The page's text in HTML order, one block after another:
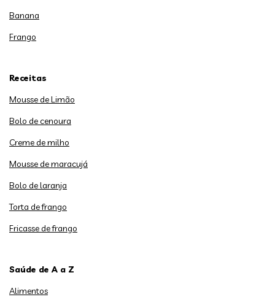
Banana
Frango
Receitas
Mousse de Limão
Bolo de cenoura
Creme de milho
Mousse de maracujá
Bolo de laranja
Torta de frango
Fricasse de frango
Saúde de A a Z
Alimentos